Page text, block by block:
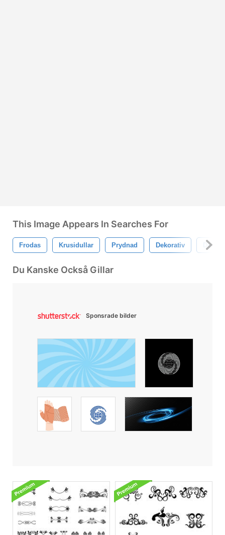
This Image Appears In Searches For
Frodas Krusidullar Prydnad Dekorativ
Du Kanske Också Gillar
Sponsrade bilder